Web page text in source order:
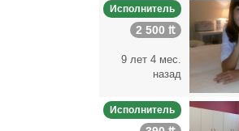
Исполнитель
2 500 ₶
9 лет 4 мес.
назад
Исполнитель